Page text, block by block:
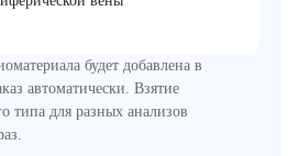
будет добавлена в
автоматически. Взятие
типа для разных анализов